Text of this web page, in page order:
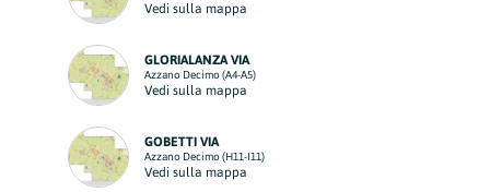
Vedi sulla mappa
GLORIALANZA VIA
Azzano Decimo (A4-A5)
Vedi sulla mappa
GOBETTI VIA
Azzano Decimo (H11-I11)
Vedi sulla mappa